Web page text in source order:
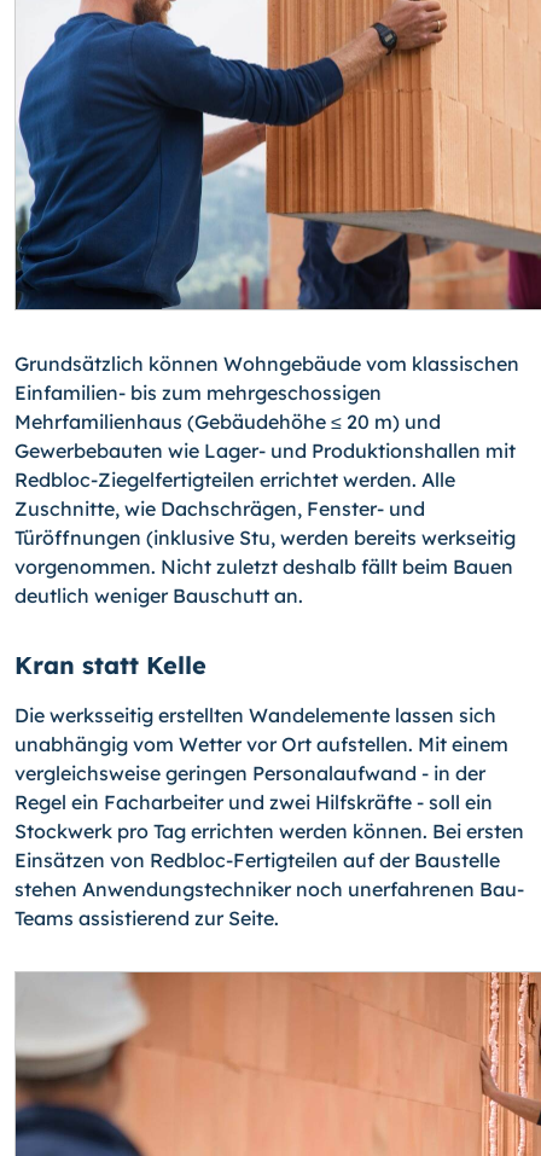
Grundsätzlich können Wohngebäude vom klassischen
Einfamilien- bis zum mehrgeschossigen
Mehrfamilienhaus (Gebäudehöhe ≤ 20 m) und
Gewerbebauten wie Lager- und Produktionshallen mit
Redbloc-Ziegelfertigteilen errichtet werden. Alle
Zuschnitte, wie Dachschrägen, Fenster- und
Türöffnungen (inklusive Stu, werden bereits werkseitig
vorgenommen. Nicht zuletzt deshalb fällt beim Bauen
deutlich weniger Bauschutt an.
Kran statt Kelle
Die werksseitig erstellten Wandelemente lassen sich
unabhängig vom Wetter vor Ort aufstellen. Mit einem
vergleichsweise geringen Personalaufwand - in der
Regel ein Facharbeiter und zwei Hilfskräfte - soll ein
Stockwerk pro Tag errichten werden können. Bei ersten
Einsätzen von Redbloc-Fertigteilen auf der Baustelle
stehen Anwendungstechniker noch unerfahrenen Bau-
Teams assistierend zur Seite.